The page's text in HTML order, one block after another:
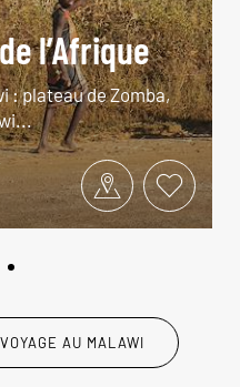
l’Afrique
: plateau de Zomba,
AU MALAWI